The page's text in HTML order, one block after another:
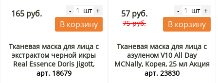
165 руб. - шт +
В корзину
57 руб.
75 руб.
- шт +
В корзину
Тканевая маска для лица с
экстрактом черной икры
Real Essence Doris Jigott,
Корея, 23 мл Акция
арт. 18679
Тканевая маска для лица с
азуленом V10 All Day
MCNally, Корея, 25 мл Акция
арт. 23830